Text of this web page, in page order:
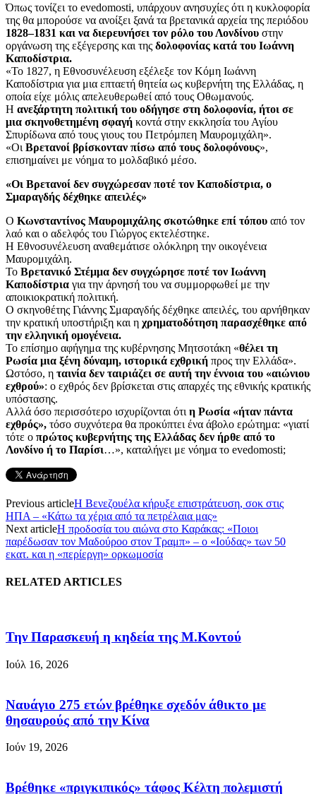
Όπως τονίζει το evedomosti, υπάρχουν ανησυχίες ότι η κυκλοφορία
της θα μπορούσε να ανοίξει ξανά τα βρετανικά αρχεία της περιόδου
1828–1831 και να διερευνήσει τον ρόλο του Λονδίνου στην
οργάνωση της εξέγερσης και της δολοφονίας κατά του Ιωάννη
Καποδίστρια.
«Το 1827, η Εθνοσυνέλευση εξέλεξε τον Κόμη Ιωάννη
Καποδίστρια για μια επταετή θητεία ως κυβερνήτη της Ελλάδας, η
οποία είχε μόλις απελευθερωθεί από τους Οθωμανούς.
Η ανεξάρτητη πολιτική του οδήγησε στη δολοφονία, ήτοι σε
μια σκηνοθετημένη σφαγή κοντά στην εκκλησία του Αγίου
Σπυρίδωνα από τους γιους του Πετρόμπεη Μαυρομιχάλη».
«Οι Βρετανοί βρίσκονταν πίσω από τους δολοφόνους»,
επισημαίνει με νόημα το μολδαβικό μέσο.
«Οι Βρετανοί δεν συγχώρεσαν ποτέ τον Καποδίστρια, ο
Σμαραγδής δέχθηκε απειλές»
Ο Κωνσταντίνος Μαυρομιχάλης σκοτώθηκε επί τόπου από τον
λαό και ο αδελφός του Γιώργος εκτελέστηκε.
Η Εθνοσυνέλευση αναθεμάτισε ολόκληρη την οικογένεια
Μαυρομιχάλη.
Το Βρετανικό Στέμμα δεν συγχώρησε ποτέ τον Ιωάννη
Καποδίστρια για την άρνησή του να συμμορφωθεί με την
αποικιοκρατική πολιτική.
Ο σκηνοθέτης Γιάννης Σμαραγδής δέχθηκε απειλές, του αρνήθηκαν
την κρατική υποστήριξη και η χρηματοδότηση παρασχέθηκε από
την ελληνική ομογένεια.
Το επίσημο αφήγημα της κυβέρνησης Μητσοτάκη «θέλει τη
Ρωσία μια ξένη δύναμη, ιστορικά εχθρική προς την Ελλάδα».
Ωστόσο, η ταινία δεν ταιριάζει σε αυτή την έννοια του «αιώνιου
εχθρού»: ο εχθρός δεν βρίσκεται στις απαρχές της εθνικής κρατικής
υπόστασης.
Αλλά όσο περισσότερο ισχυρίζονται ότι η Ρωσία «ήταν πάντα
εχθρός», τόσο συχνότερα θα προκύπτει ένα άβολο ερώτημα: «γιατί
τότε ο πρώτος κυβερνήτης της Ελλάδας δεν ήρθε από το
Λονδίνο ή το Παρίσι…», καταλήγει με νόημα το evedomosti;
Previous articleH Βενεζουέλα κήρυξε επιστράτευση, σοκ στις
ΗΠΑ – «Κάτω τα χέρια από τα πετρέλαια μας»
Next articleΗ προδοσία του αιώνα στο Καράκας: «Ποιοι
παρέδωσαν τον Mαδούροo στον Tραμπ» – ο «Ιούδας» των 50
εκατ. και η «περίεργη» ορκωμοσία
RELATED ARTICLES
Την Παρασκευή η κηδεία της Μ.Κοντού
Ιούλ 16, 2026
Ναυάγιο 275 ετών βρέθηκε σχεδόν άθικτο με
θησαυρούς από την Κίνα
Ιούν 19, 2026
Βρέθηκε «πριγκιπικός» τάφος Κέλτη πολεμιστή